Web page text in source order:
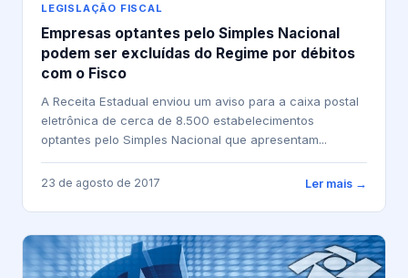
LEGISLAÇÃO FISCAL
Empresas optantes pelo Simples Nacional
podem ser excluídas do Regime por débitos
com o Fisco
A Receita Estadual enviou um aviso para a caixa postal
eletrônica de cerca de 8.500 estabelecimentos
optantes pelo Simples Nacional que apresentam...
23 de agosto de 2017 Ler mais →